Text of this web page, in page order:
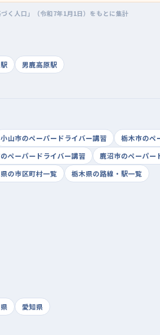
く人口」（令和7年1月1日）をもとに集計
男鹿高原駅
小山市のペーパードライバー講習 栃木市のペ
ペーパードライバー講習 鹿沼市のペーパー
の市区町村一覧 栃木県の路線・駅一覧
愛知県